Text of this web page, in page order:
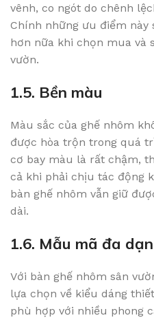
vênh, co ngót do chênh
Chính những ưu điểm này
hơn nữa khi chọn mua và
vườn.
1.5. Bền màu
Màu sắc của ghế nhôm
được hòa trộn trong quá
cơ bay màu là rất chậm,
cả khi phải chịu tác động
bàn ghế nhôm vẫn giữ
dài.
1.6. Mẫu mã đa
Với bàn ghế nhôm sân
lựa chọn về kiểu dáng
phù hợp với nhiều phong